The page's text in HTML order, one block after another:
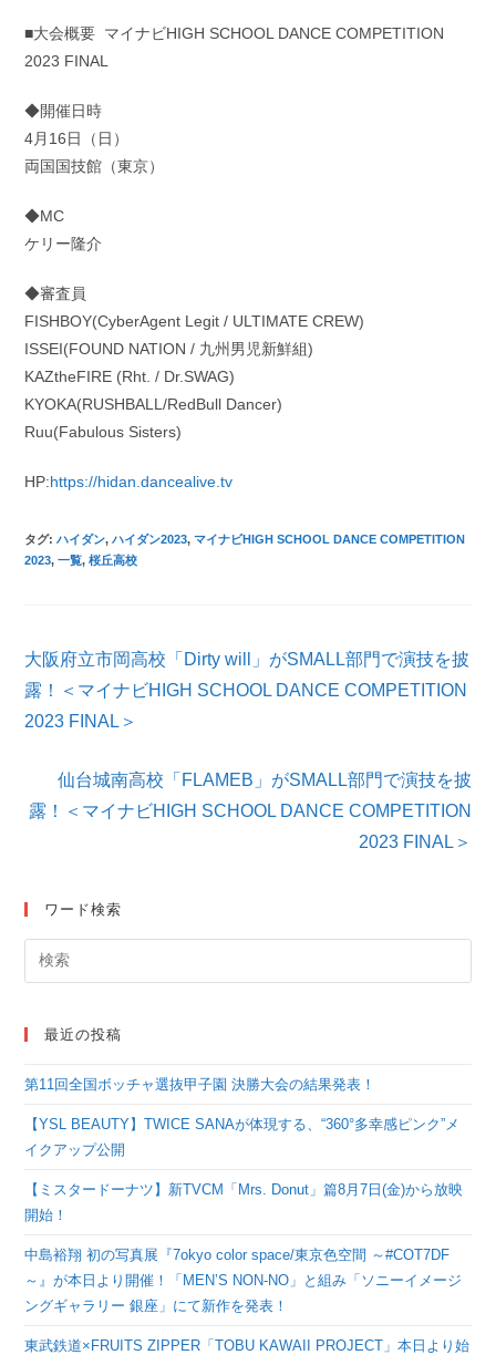
■大会概要 マイナビHIGH SCHOOL DANCE COMPETITION
2023 FINAL
◆開催日時
4月16日（日）
両国国技館（東京）
◆MC
ケリー隆介
◆審査員
FISHBOY(CyberAgent Legit / ULTIMATE CREW)
ISSEI(FOUND NATION / 九州男児新鮮組)
KAZtheFIRE (Rht. / Dr.SWAG)
KYOKA(RUSHBALL/RedBull Dancer)
Ruu(Fabulous Sisters)
HP:https://hidan.dancealive.tv
タグ:ハイダン, ハイダン2023, マイナビHIGH SCHOOL DANCE COMPETITION
2023, 一覧, 桜丘高校
そ
の
他
の
記
む
大阪府立市岡高校「Dirty will」がSMALL部門で演技を披
露！＜マイナビHIGH SCHOOL DANCE COMPETITION
2023 FINAL＞
仙台城南高校「FLAMEB」がSMALL部門で演技を披
露！＜マイナビHIGH SCHOOL DANCE COMPETITION
2023 FINAL＞
ワード検索
最近の投稿
第11回全国ボッチャ選抜甲子園 決勝大会の結果発表！
【YSL BEAUTY】TWICE SANAが体現する、“360°多幸感ピンク”メ
イクアップ公開
【ミスタードーナツ】新TVCM「Mrs. Donut」篇8月7日(金)から放映
開始！
中島裕翔 初の写真展『7okyo color space/東京色空間 ～#COT7DF
～』が本日より開催！「MEN’S NON-NO」と組み「ソニーイメージ
ングギャラリー 銀座」にて新作を発表！
東武鉄道×FRUITS ZIPPER「TOBU KAWAII PROJECT」本日より始